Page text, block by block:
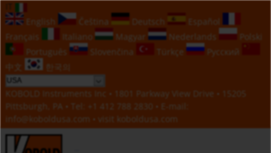
English
Čeština Deutsch
Español
Français
Italiano Magyar Nederlands
Polski
Português
Slovenčina Türkçe
Русский
中文
한국의
KOBOLD Instruments Inc • 1801 Parkway View Drive • 15205
Pittsburgh, PA • Tel:
+1 412 788 2830 • E-mail:
info@koboldusa.com • visit koboldusa.com